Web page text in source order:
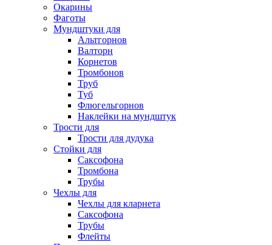
Окарины
Фаготы
Мундштуки для
Альтгорнов
Валторн
Корнетов
Тромбонов
Труб
Туб
Флюгельгорнов
Наклейки на мундштук
Трости для
Трости для дудука
Стойки для
Саксофона
Тромбона
Трубы
Чехлы для
Чехлы для кларнета
Саксофона
Трубы
Флейты